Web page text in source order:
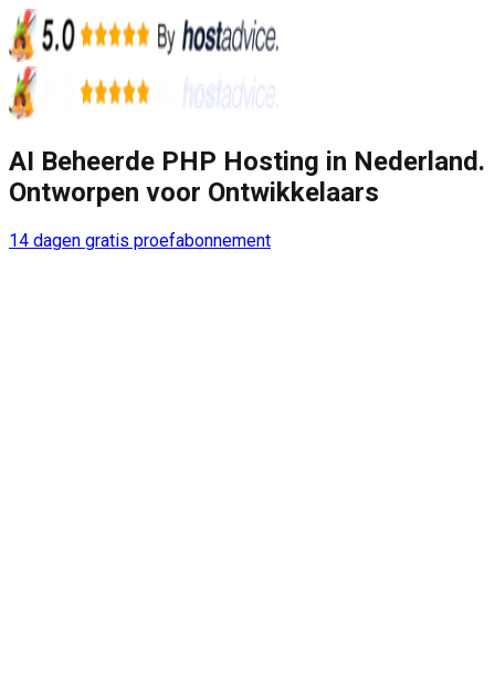
AI Beheerde PHP Hosting in Nederland.
Ontworpen voor Ontwikkelaars
14 dagen gratis proefabonnement